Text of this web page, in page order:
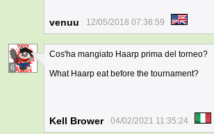
venuu 12/05/2018 07:36:59
6
Cos'ha mangiato Haarp prima del torneo?
What Haarp eat before the tournament?
Kell Brower 04/02/2021 11:35:24